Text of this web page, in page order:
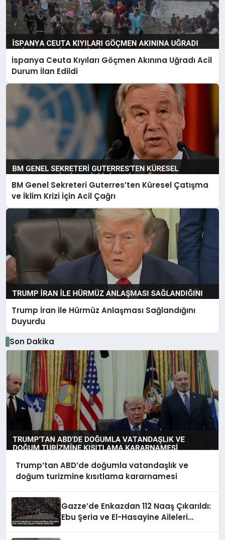
İspanya Ceuta Kıyıları Göçmen Akınına Uğradı Acil
Durum İlan Edildi
BM Genel Sekreteri Guterres’ten Küresel Çatışma
ve İklim Krizi İçin Acil Çağrı
Trump İran ile Hürmüz Anlaşması Sağlandığını
Duyurdu
Son Dakika
Trump’tan ABD’de doğumla vatandaşlık ve
doğum turizmine kısıtlama kararnamesi
Gazze’de Enkazdan 112 Naaş Çıkarıldı:
Ebu Şeria ve El-Hasayine Aileleri